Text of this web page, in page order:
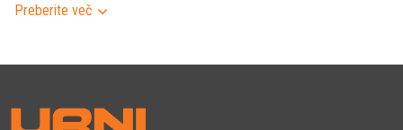
Preberite več